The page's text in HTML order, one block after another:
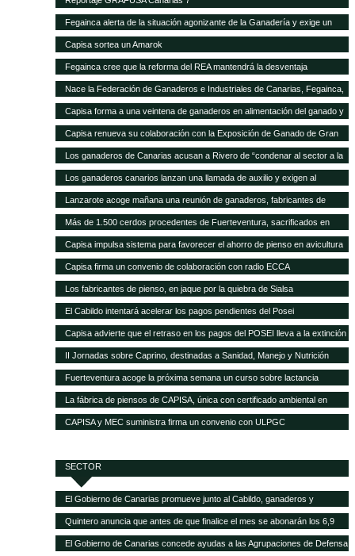
Fegainca alerta de la situación agonizante de la Ganadería y exige un
reparto más justo del Posei
Capisa sortea un Amarok
Fegainca cree que la reforma del REA mantendrá la desventaja
competitiva de la producción ganadera canaria
Nace la Federación de Ganaderos e Industriales de Canarias, Fegainca,
que por vez primera aglutina los intereses del sector en el Archipiélago
Capisa forma a una veintena de ganaderos en alimentación del ganado y
manejo de explotaciones
Capisa renueva su colaboración con la Exposición de Ganado de Gran
Canaria en su edición 2013
Los ganaderos de Canarias acusan a Rivero de “condenar al sector a la
desaparición con su desprecio”
Los ganaderos canarios lanzan una llamada de auxilio y exigen al
Gobierno que abone la ayuda de Estado del Posei
Lanzarote acoge mañana una reunión de ganaderos, fabricantes de
pienso y empresas transformadoras de leche para analizar la crisis del
sector
Más de 1.500 cerdos procedentes de Fuerteventura, sacrificados en
Gran Canaria por la mala gestión del matadero insular
Capisa impulsa sistema para favorecer el ahorro de pienso en avicultura
Capisa firma un convenio de colaboración con radio ECCA
Los fabricantes de pienso, en jaque por la quiebra de Sialsa
El Cabildo intentará acelerar los pagos pendientes del Posei
Capisa advierte que el retraso en los pagos del POSEI lleva a la extinción
al sector ganadero
II Jornadas sobre Caprino, destinadas a Sanidad, Manejo y Nutrición
Fuerteventura acoge la próxima semana un curso sobre lactancia
artificial en el sector caprino
La fábrica de piensos de CAPISA, única con certificado ambiental en
Canarias
CAPISA y MEC suministra firma un convenio con ULPGC
SECTOR
El Gobierno de Canarias promueve junto al Cabildo, ganaderos y
queseros de Tenerife el fomento de la producción local de forrajes
Quintero anuncia que antes de que finalice el mes se abonarán los 6,9
millones del POSEI adicional de la campaña 2015
El Gobierno de Canarias concede ayudas a las Agrupaciones de Defensa